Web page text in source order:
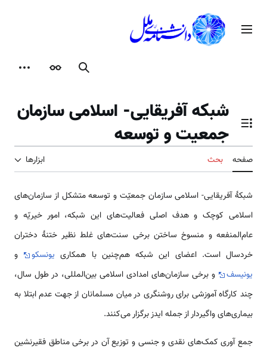
محتوامنوی اصلی
جستجوظاهر
تغییر وضعیت فهرست محتویات
شبکه آفریقایی- اسلامی‌ سازمان
جمعیت و توسعه
صفحه بحث ابزارها
شبکۀ آفریقایی- اسلامی‌ سازمان جمعیّت و توسعه متشکل از سازمان‌های
اسلامی‌ کوچک و هدف اصلی فعالیت‌های این شبکه، امور خیریّه و
عام‌المنفعه و منسوخ ساختن برخی سنت‌های غلط نظیر ختنۀ دختران
خردسال است. اعضای این شبکه هم‌چنین با همکاری یونسکو
و
یونیسف
و برخی سازمان‌های امدادی اسلامی ‌بین‌المللی، در طول سال،
چند کارگاه آموزشی برای روشنگری در میان مسلمانان از جهت عدم ابتلا به
بیماری‌های واگیردار از جمله ایدز برگزار می‌کنند.
جمع آوری کمک‌های نقدی و جنسی و توزیع آن در برخی مناطق فقیرنشین